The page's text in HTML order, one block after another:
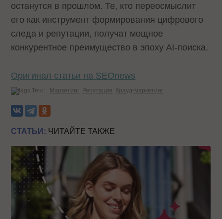
останутся в прошлом. Те, кто переосмыслит
его как инструмент формирования цифрового
следа и репутации, получат мощное
конкурентное преимущество в эпоху AI-поиска.
Оригинал статьи на SEOnews
Теги: Маркетинг Репутация Крауд-маркетинг
СТАТЬИ: ЧИТАЙТЕ ТАКЖЕ